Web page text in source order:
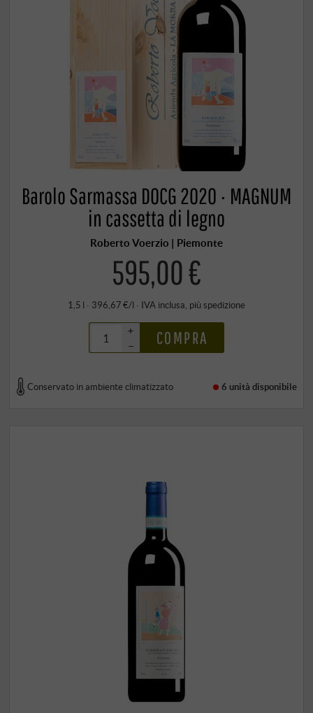
Barolo Sarmassa DOCG 2020 · MAGNUM
in cassetta di legno
Roberto Voerzio | Piemonte
595,00 €
1,5 l · 396,67 €/l · IVA inclusa, più spedizione
+
–
COMPRA
Conservato in ambiente climatizzato 6 unità disponibile